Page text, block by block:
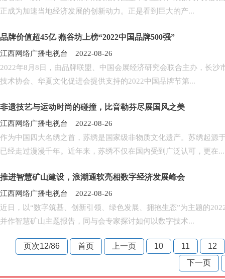
正成为加速当地经济发展的创新动力。正是看到巨大的产...
品牌价值超45亿 燕谷坊上榜“2022中国品牌500强”
江西网络广播电视台 2022-08-26
2022年8月8日，由品牌联盟、中国会展经济研究会联合主办，长
技术协会、华夏文化促进会提供支持的2022中国品牌节第...
非遗技艺与运动时尚的碰撞，比音勒芬尽展国风之美
江西网络广播电视台 2022-08-26
作为中国四大名绣之首，苏绣是国家级非物质文化遗产。苏绣起源
已经走过漫漫千年。近年来，苏绣不仅在国内受到广泛认可，更在...
推进智慧矿山建设，浪潮通软亮相数字经济发展峰会
江西网络广播电视台 2022-08-26
近日，以“数字筑基、创新引领、绿色发展、拥抱生态”为主题的
并作智慧矿山主题报告，同与会专家探讨如何以数字技术...
页次12/86 首页 上一页 10 11
12
下一页